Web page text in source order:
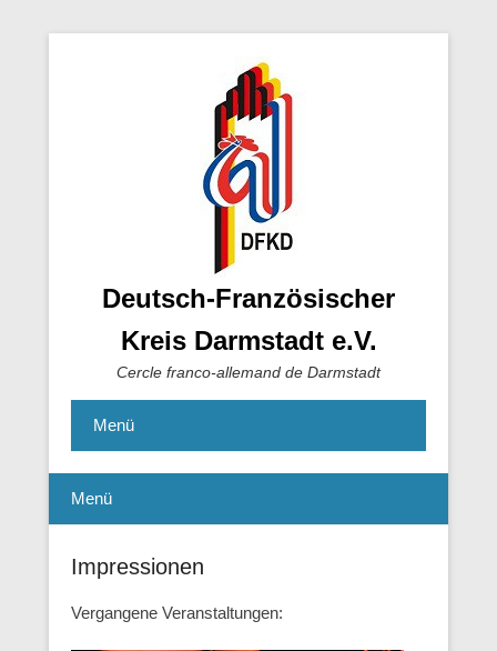
Deutsch-Französischer
Kreis Darmstadt e.V.
Cercle franco-allemand de Darmstadt
Menü
Menü
Impressionen
Vergangene Veranstaltungen: